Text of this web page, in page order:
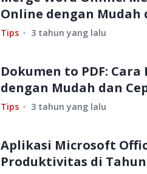
Online dengan Mudah
Tips 3 tahun yang lalu
Dokumen to PDF:
dengan Mudah dan
Tips 3 tahun yang lalu
Aplikasi Microsoft
Produktivitas di Tahun